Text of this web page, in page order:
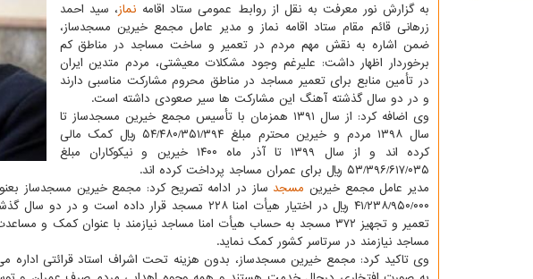
به گزارش نور معرفت به نقل از روابط عمومی ستاد اقامه نماز، سید احمد
زرهانی قائم مقام ستاد اقامه نماز و مدیر عامل مجمع خیرین مسجدساز،
ضمن اشاره به نقش مهم مردم در تعمیر و ساخت مساجد در مناطق کم
برخوردار اظهار داشت: علیرغم وجود مشکلات معیشتی، مردم متدین ایران
در تأمین منابع برای تعمیر مساجد در مناطق محروم مشارکت مناسبی دارند
و در دو سال گذشته آهنگ این مشارکت ها سیر صعودی داشته است.
وی اضافه کرد: از سال ۱۳۹۱ همزمان با تأسیس مجمع خیرین مسجدساز تا
سال ۱۳۹۸ مردم و خیرین محترم مبلغ ۵۴/۴۸۰/۳۵۱/۳۹۴ ریال کمک مالی
کرده اند و از سال ۱۳۹۹ تا آذر ماه ۱۴۰۰ خیرین و نیکوکاران مبلغ
۵۳/۳۹۶/۶۱۷/۰۳۵ ریال برای عمران مساجد پرداخت کرده اند.
مدیر عامل مجمع خیرین مسجد ساز در ادامه تصریح کرد: مجمع خیرین مسجدساز
تعمیر و تجهیز ۳۷۲ مسجد به حساب هیأت امنا مساجد نیازمند با عنوان
مساجد نیازمند در سرتاسر کشور کمک نماید.
وی تاکید کرد: مجمع خیرین مسجدساز، بدون هزینه تحت اشراف استاد قرائتی اداره